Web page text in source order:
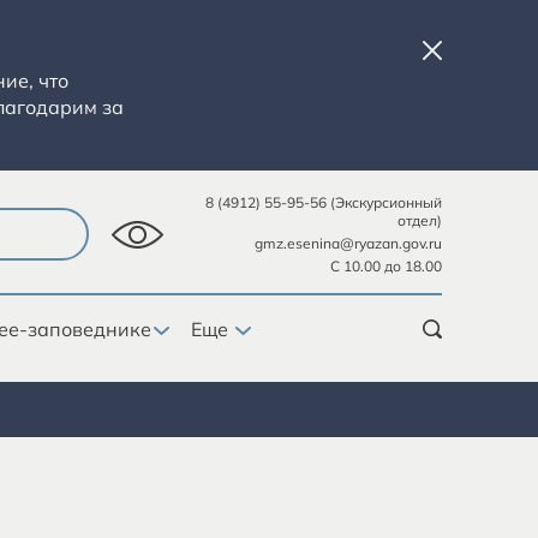
что
за
8 (4912) 55-95-56 (Экскурсионный
отдел)
gmz.esenina@ryazan.gov.ru
С 10.00 до 18.00
заповеднике Еще